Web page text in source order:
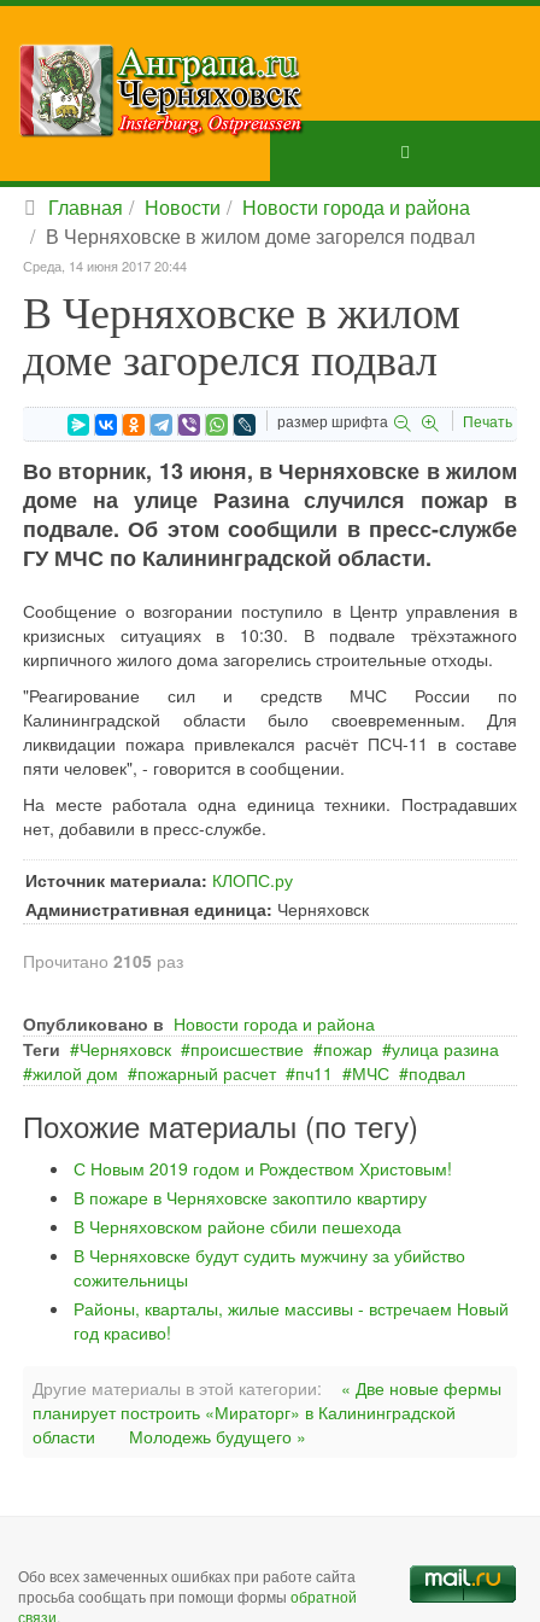
Главная Новости
Новости города и района
В Черняховске в жилом доме загорелся подвал
Среда, 14 июня 2017 20:44
В Черняховске в жилом
доме загорелся подвал
размер шрифта Печать
Во вторник, 13 июня, в Черняховске в жилом
доме на улице Разина случился пожар в
подвале. Об этом сообщили в пресс-службе
ГУ МЧС по Калининградской области.
Сообщение о возгорании поступило в Центр управления в
кризисных ситуациях в 10:30. В подвале трёхэтажного
кирпичного жилого дома загорелись строительные отходы.
"Реагирование сил и средств МЧС России по
Калининградской области было своевременным. Для
ликвидации пожара привлекался расчёт ПСЧ-11 в составе
пяти человек", - говорится в сообщении.
На месте работала одна единица техники. Пострадавших
нет, добавили в пресс-службе.
Источник материала: КЛОПС.ру
Административная единица: Черняховск
Прочитано 2105 раз
Опубликовано в Новости города и района
Теги
Черняховск происшествие пожар
улица разина
жилой дом
пожарный расчет пч11 МЧС подвал
Похожие материалы (по тегу)
С Новым 2019 годом и Рождеством Христовым!
В пожаре в Черняховске закоптило квартиру
В Черняховском районе сбили пешехода
В Черняховске будут судить мужчину за убийство
сожительницы
Районы, кварталы, жилые массивы - встречаем Новый
год красиво!
Другие материалы в этой категории:
« Две новые фермы
планирует построить «Мираторг» в Калининградской
области
Молодежь будущего »
Обо всех замеченных ошибках при работе сайта
просьба сообщать при помощи формы обратной
связи.